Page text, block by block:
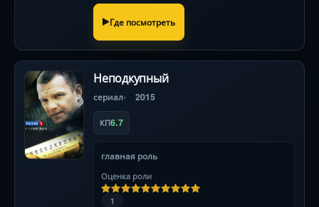
Где посмотреть
Неподкупный
сериал 2015
КП6.7
главная роль
Оценка роли
1